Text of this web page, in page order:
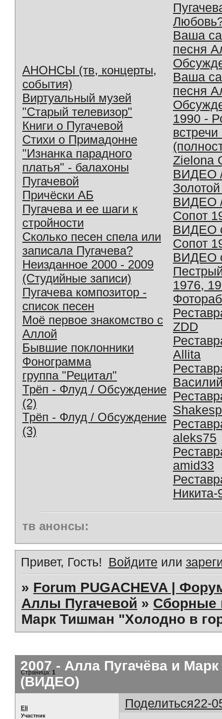
АНОНСЫ (тв, концерты,
события)
Виртуальный музей
"Старый телевизор"
Книги о Пугачевой
Стихи о Примадонне
"Изнанка парадного
платья" - балахоны
Пугачевой
Причёски АБ
Пугачева и ее шаги к
стройности
Сколько песен спела или
записала Пугачева?
Неизданное 2000 - 2009
(Студийные записи)
Пугачева композитор -
список песен
Моё первое знакомство с
Аллой
Бывшие поклонники
Фонограмма
группа "Рецитал"
Трёп - Флуд / Обсуждение
(2)
Трёп - Флуд / Обсуждение
(3)
Ваша
песня
Ваша
песня
1990 -
Zielona
ВИДЕО
ВИДЕО
Сопот
ВИДЕО
Сопот
ВИДЕО
1976,
ZDD
Allita
aleks75
amid33
Никита-
тв анонсы:
Привет, Гость! Войдите или
» Forum PUGACHEVA |
Аллы Пугачевой » Сборные
Марк Тишман "Холодно в
2007 - Алла Пугачёва и
(ВИДЕО)
Страница:1
Поделиться22-
Eli
Участник